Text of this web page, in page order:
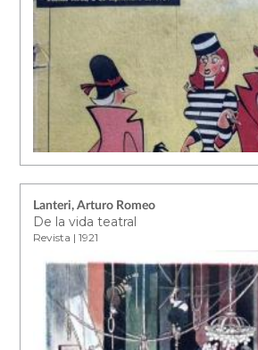
Lanteri, Arturo Romeo
De la vida teatral
Revista | 1921